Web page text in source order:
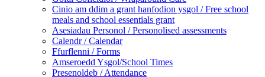
Cinio am ddim a grant hanfodion ysgol / Free school
meals and school essentials grant
Asesiadau Personol / Personolised assessments
Calendr / Calendar
Ffurflenni / Forms
Amseroedd Ysgol/School Times
Presenoldeb / Attendance